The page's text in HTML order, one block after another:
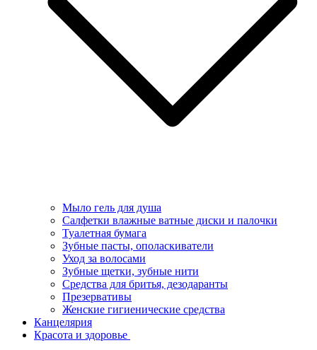
Мыло гель для душа
Салфетки влажные ватные диски и палочки
Туалетная бумага
Зубные пасты, ополаскиватели
Уход за волосами
Зубные щетки, зубные нити
Средства для бритья, дезодаранты
Презервативы
Женские гигиенические средства
Канцелярия
Красота и здоровье